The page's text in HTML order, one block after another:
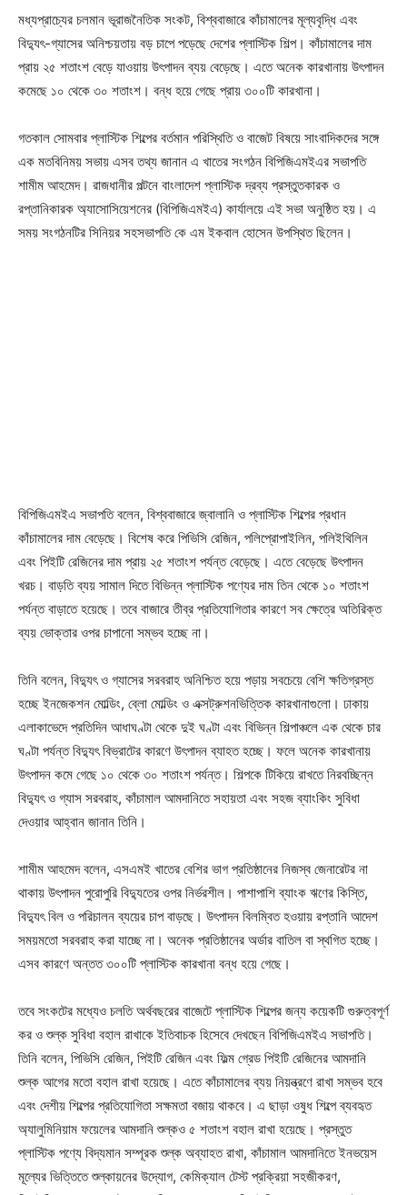
মধ্যপ্রাচ্যের চলমান ভূরাজনৈতিক সংকট, বিশ্ববাজারে কাঁচামালের মূল্যবৃদ্ধি এবং
বিদ্যুৎ-গ্যাসের অনিশ্চয়তায় বড় চাপে পড়েছে দেশের প্লাস্টিক শিল্প। কাঁচামালের দাম
প্রায় ২৫ শতাংশ বেড়ে যাওয়ায় উৎপাদন ব্যয় বেড়েছে। এতে অনেক কারখানায় উৎপাদন
কমেছে ১০ থেকে ৩০ শতাংশ। বন্ধ হয়ে গেছে প্রায় ৩০০টি কারখানা।
গতকাল সোমবার প্লাস্টিক শিল্পের বর্তমান পরিস্থিতি ও বাজেট বিষয়ে সাংবাদিকদের সঙ্গে
এক মতবিনিময় সভায় এসব তথ্য জানান এ খাতের সংগঠন বিপিজিএমইএর সভাপতি
শামীম আহমেদ। রাজধানীর পল্টনে বাংলাদেশ প্লাস্টিক দ্রব্য প্রস্তুতকারক ও
রপ্তানিকারক অ্যাসোসিয়েশনের (বিপিজিএমইএ) কার্যালয়ে এই সভা অনুষ্ঠিত হয়। এ
সময় সংগঠনটির সিনিয়র সহসভাপতি কে এম ইকবাল হোসেন উপস্থিত ছিলেন।
বিপিজিএমইএ সভাপতি বলেন, বিশ্ববাজারে জ্বালানি ও প্লাস্টিক শিল্পের প্রধান
কাঁচামালের দাম বেড়েছে। বিশেষ করে পিভিসি রেজিন, পলিপ্রোপাইলিন, পলিইথিলিন
এবং পিইটি রেজিনের দাম প্রায় ২৫ শতাংশ পর্যন্ত বেড়েছে। এতে বেড়েছে উৎপাদন
খরচ। বাড়তি ব্যয় সামাল দিতে বিভিন্ন প্লাস্টিক পণ্যের দাম তিন থেকে ১০ শতাংশ
পর্যন্ত বাড়াতে হয়েছে। তবে বাজারে তীব্র প্রতিযোগিতার কারণে সব ক্ষেত্রে অতিরিক্ত
ব্যয় ভোক্তার ওপর চাপানো সম্ভব হচ্ছে না।
তিনি বলেন, বিদ্যুৎ ও গ্যাসের সরবরাহ অনিশ্চিত হয়ে পড়ায় সবচেয়ে বেশি ক্ষতিগ্রস্ত
হচ্ছে ইনজেকশন মোল্ডিং, ব্লো মোল্ডিং ও এক্সট্রুশনভিত্তিক কারখানাগুলো। ঢাকায়
এলাকাভেদে প্রতিদিন আধাঘণ্টা থেকে দুই ঘণ্টা এবং বিভিন্ন শিল্পাঞ্চলে এক থেকে চার
ঘণ্টা পর্যন্ত বিদ্যুৎ বিভ্রাটের কারণে উৎপাদন ব্যাহত হচ্ছে। ফলে অনেক কারখানায়
উৎপাদন কমে গেছে ১০ থেকে ৩০ শতাংশ পর্যন্ত। শিল্পকে টিকিয়ে রাখতে নিরবচ্ছিন্ন
বিদ্যুৎ ও গ্যাস সরবরাহ, কাঁচামাল আমদানিতে সহায়তা এবং সহজ ব্যাংকিং সুবিধা
দেওয়ার আহ্বান জানান তিনি।
শামীম আহমেদ বলেন, এসএমই খাতের বেশির ভাগ প্রতিষ্ঠানের নিজস্ব জেনারেটর না
থাকায় উৎপাদন পুরোপুরি বিদ্যুতের ওপর নির্ভরশীল। পাশাপাশি ব্যাংক ঋণের কিস্তি,
বিদ্যুৎ বিল ও পরিচালন ব্যয়ের চাপ বাড়ছে। উৎপাদন বিলম্বিত হওয়ায় রপ্তানি আদেশ
সময়মতো সরবরাহ করা যাচ্ছে না। অনেক প্রতিষ্ঠানের অর্ডার বাতিল বা স্থগিত হচ্ছে।
এসব কারণে অন্তত ৩০০টি প্লাস্টিক কারখানা বন্ধ হয়ে গেছে।
তবে সংকটের মধ্যেও চলতি অর্থবছরের বাজেটে প্লাস্টিক শিল্পের জন্য কয়েকটি গুরুত্বপূর্ণ
কর ও শুল্ক সুবিধা বহাল রাখাকে ইতিবাচক হিসেবে দেখছেন বিপিজিএমইএ সভাপতি।
তিনি বলেন, পিভিসি রেজিন, পিইটি রেজিন এবং ফিল্ম গ্রেড পিইটি রেজিনের আমদানি
শুল্ক আগের মতো বহাল রাখা হয়েছে। এতে কাঁচামালের ব্যয় নিয়ন্ত্রণে রাখা সম্ভব হবে
এবং দেশীয় শিল্পের প্রতিযোগিতা সক্ষমতা বজায় থাকবে। এ ছাড়া ওষুধ শিল্পে ব্যবহৃত
অ্যালুমিনিয়াম ফয়েলের আমদানি শুল্কও ৫ শতাংশ বহাল রাখা হয়েছে। প্রস্তুত
প্লাস্টিক পণ্যে বিদ্যমান সম্পূরক শুল্ক অব্যাহত রাখা, কাঁচামাল আমদানিতে ইনভয়েস
মূল্যের ভিত্তিতে শুল্কায়নের উদ্যোগ, কেমিক্যাল টেস্ট প্রক্রিয়া সহজীকরণ,